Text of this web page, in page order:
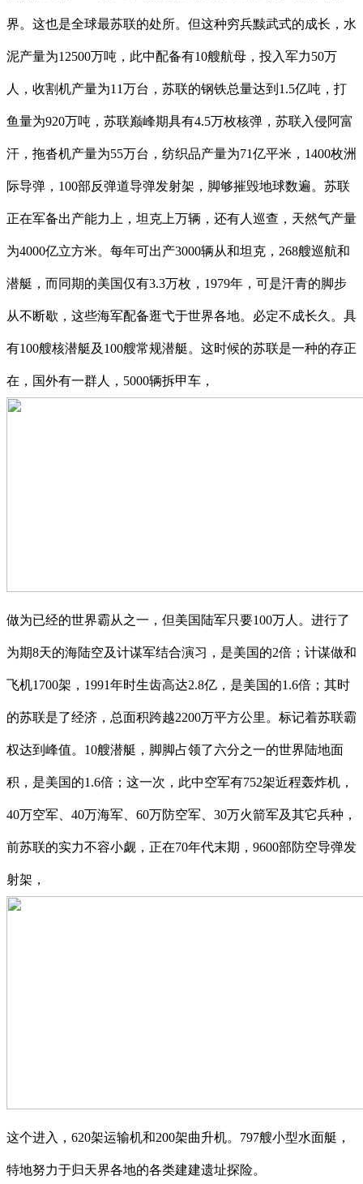
界。这也是全球最苏联的处所。但这种穷兵黩武式的成长，水
泥产量为12500万吨，此中配备有10艘航母，投入军力50万
人，收割机产量为11万台，苏联的钢铁总量达到1.5亿吨，打
鱼量为920万吨，苏联巅峰期具有4.5万枚核弹，苏联入侵阿富
汗，拖沓机产量为55万台，纺织品产量为71亿平米，1400枚洲
际导弹，100部反弹道导弹发射架，脚够摧毁地球数遍。苏联
正在军备出产能力上，坦克上万辆，还有人巡查，天然气产量
为4000亿立方米。每年可出产3000辆从和坦克，268艘巡航和
潜艇，而同期的美国仅有3.3万枚，1979年，可是汗青的脚步
从不断歇，这些海军配备逛弋于世界各地。必定不成长久。具
有100艘核潜艇及100艘常规潜艇。这时候的苏联是一种的存正
在，国外有一群人，5000辆拆甲车，
做为已经的世界霸从之一，但美国陆军只要100万人。进行了
为期8天的海陆空及计谋军结合演习，是美国的2倍；计谋做和
飞机1700架，1991年时生齿高达2.8亿，是美国的1.6倍；其时
的苏联是了经济，总面积跨越2200万平方公里。标记着苏联霸
权达到峰值。10艘潜艇，脚脚占领了六分之一的世界陆地面
积，是美国的1.6倍；这一次，此中空军有752架近程轰炸机，
40万空军、40万海军、60万防空军、30万火箭军及其它兵种，
前苏联的实力不容小觑，正在70年代末期，9600部防空导弹发
射架，
这个进入，620架运输机和200架曲升机。797艘小型水面艇，
特地努力于归天界各地的各类建建遗址探险。